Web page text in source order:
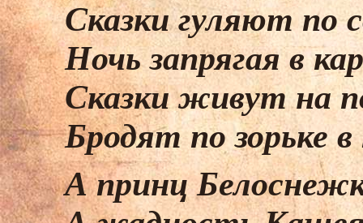
Сказки гуляют по
Ночь запрягая в
Сказки живут на
Бродят по зорьке
А принц